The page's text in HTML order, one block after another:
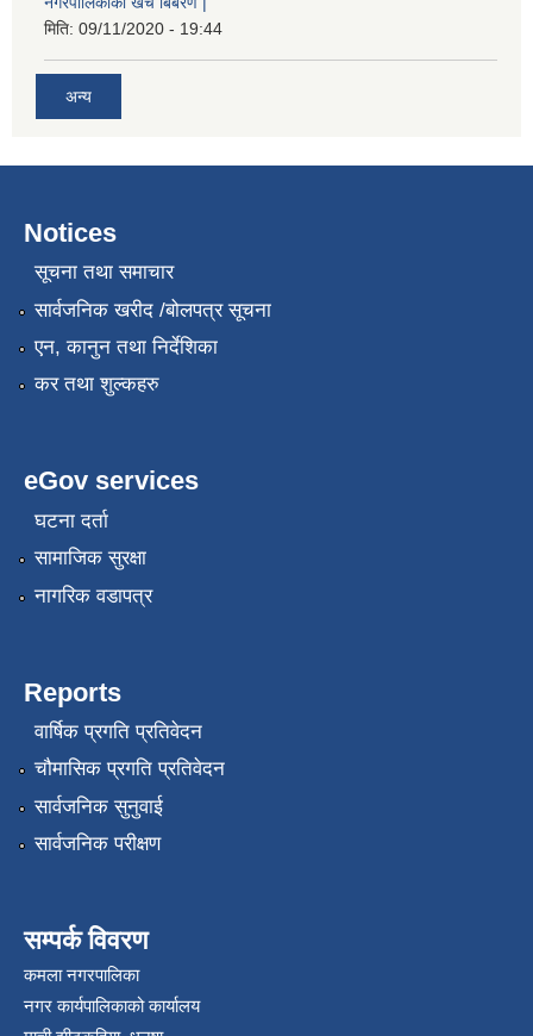
मिति: 09/11/2020 - 19:44
अन्य
Notices
सूचना तथा समाचार
सार्वजनिक खरीद /बोलपत्र सूचना
एन, कानुन तथा निर्देशिका
कर तथा शुल्कहरु
eGov services
घटना दर्ता
सामाजिक सुरक्षा
नागरिक वडापत्र
Reports
वार्षिक प्रगति प्रतिवेदन
चौमासिक प्रगति प्रतिवेदन
सार्वजनिक सुनुवाई
सार्वजनिक परीक्षण
सम्पर्क विवरण
कमला नगरपालिका
नगर कार्यपालिकाको कार्यालय